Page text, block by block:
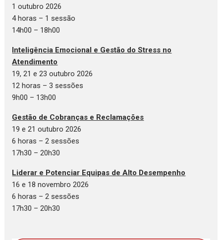
1 outubro 2026
4 horas – 1 sessão
14h00 – 18h00
Inteligência Emocional e Gestão do Stress no
Atendimento
19, 21 e 23 outubro 2026
12 horas – 3 sessões
9h00 – 13h00
Gestão de Cobranças e Reclamações
19 e 21 outubro 2026
6 horas – 2 sessões
17h30 – 20h30
Liderar e Potenciar Equipas de Alto Desempenho
16 e 18 novembro 2026
6 horas – 2 sessões
17h30 – 20h30